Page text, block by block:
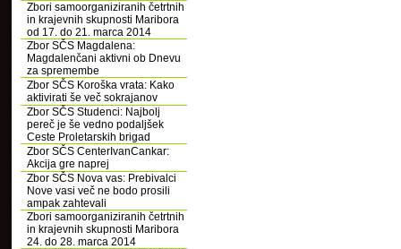
Zbori samoorganiziranih četrtnih
in krajevnih skupnosti Maribora
od 17. do 21. marca 2014
Zbor SČS Magdalena:
Magdalenčani aktivni ob Dnevu
za spremembe
Zbor SČS Koroška vrata: Kako
aktivirati še več sokrajanov
Zbor SČS Studenci: Najbolj
pereč je še vedno podaljšek
Ceste Proletarskih brigad
Zbor SČS CenterIvanCankar:
Akcija gre naprej
Zbor SČS Nova vas: Prebivalci
Nove vasi več ne bodo prosili
ampak zahtevali
Zbori samoorganiziranih četrtnih
in krajevnih skupnosti Maribora
24. do 28. marca 2014